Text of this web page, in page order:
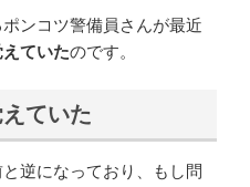
ンコツ警備員さんが最近
ていたのです。
ていた
逆になっており、もし問